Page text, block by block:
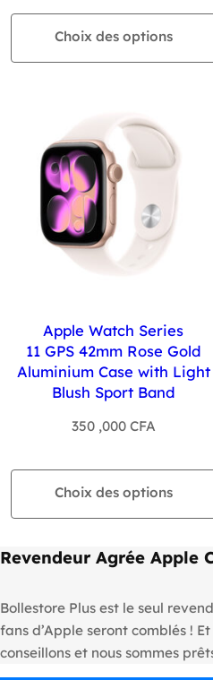
Choix des options
Apple Watch Series
11 GPS 42mm Rose Gold
Aluminium Case with Light
Blush Sport Band
350 ,000 CFA
Choix des options
Revendeur Agrée Apple
Bollestore Plus est le seul
fans d’Apple seront comblés !
conseillons et nous sommes